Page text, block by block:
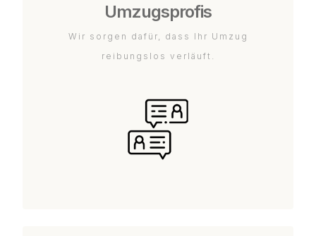
Umzugsprofis
Wir sorgen dafür, dass Ihr Umzug
reibungslos verläuft.